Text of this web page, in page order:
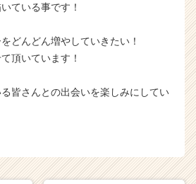
ている事です！
どんどん増やしていきたい！
頂いています！
皆さんとの出会いを楽しみにしてい